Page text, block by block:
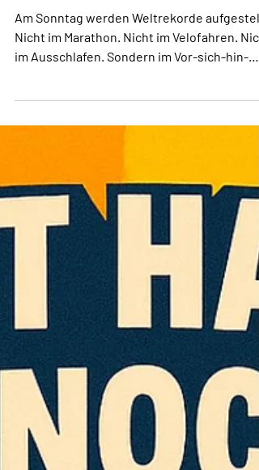
Weltrekord
Am Sonntag werden Weltrekorde
Jetzt… oder später? Noch einen Kaffee…
suchen, zieht das Leben gemütlich an uns
vorbei und denkt sich: «Ich wäre übrigens
bereit gewesen.» Vielleicht ist genau das
Geheimnis eines guten Sonntags: Nicht